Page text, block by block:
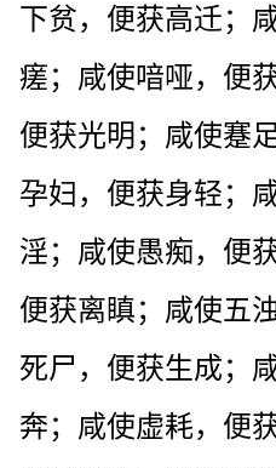
下贫，便获高迁；
瘥；咸使喑哑，便
便获光明；咸使蹇
孕妇，便获身轻；
淫；咸使愚痴，便
便获离瞋；咸使五
死尸，便获生成；
奔；咸使虚耗，便